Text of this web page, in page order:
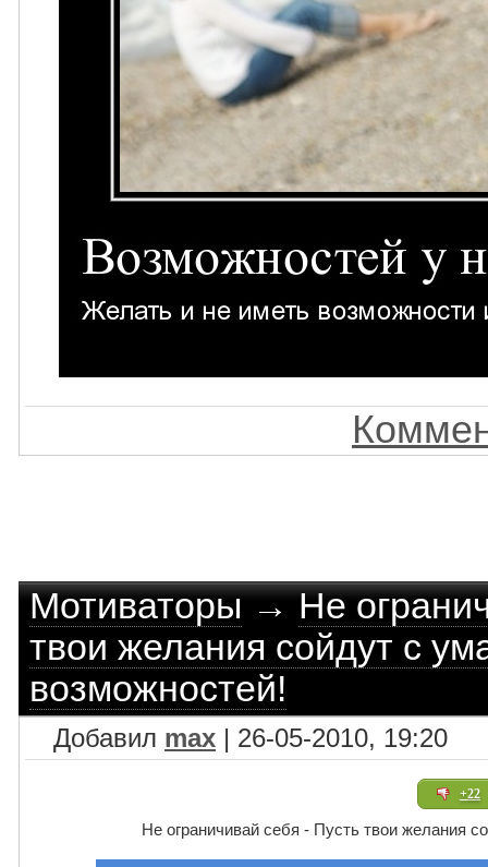
Мотиваторы→Не
твои желания сойдут с
возможностей!
Добавил max | 26-05-2010, 19:20
+22
Не ограничивай себя - Пусть твои желания